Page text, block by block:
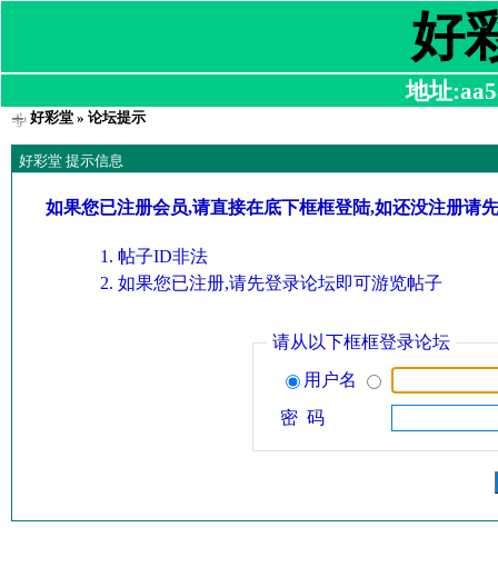
好
地址
好彩堂» 论坛提示
好彩堂 提示信息
如果您已注册会员,请直接在底下框框登陆,如还没注册请
帖子ID非法
如果您已注册,请先登录论坛即可游览帖子
请从以下框框登录论坛
用户名
密 码